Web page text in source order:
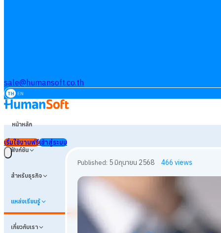
sale@humansoft.co.th
TH EN
หน้าหลัก
ฟังก์ชัน
สำหรับธุรกิจ
แหล่งเรียนรู้
เกี่ยวกับเรา
เริ่มใช้งานฟรีเข้าสู่ระบบ